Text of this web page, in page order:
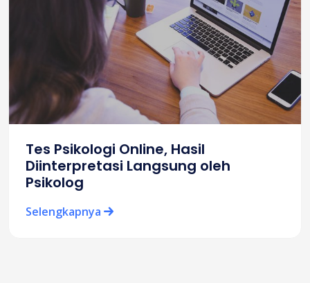
Tes Psikologi Online, Hasil
Diinterpretasi Langsung oleh
Psikolog
Selengkapnya